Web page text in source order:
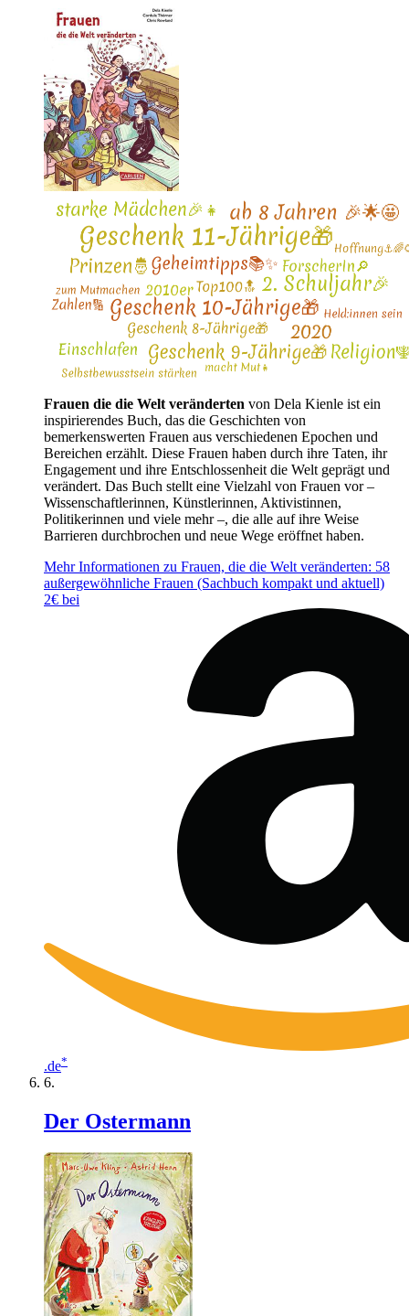
Frauen die die Welt veränderten von Dela Kienle ist ein
inspirierendes Buch, das die Geschichten von
bemerkenswerten Frauen aus verschiedenen Epochen und
Bereichen erzählt. Diese Frauen haben durch ihre Taten, ihr
Engagement und ihre Entschlossenheit die Welt geprägt und
verändert. Das Buch stellt eine Vielzahl von Frauen vor –
Wissenschaftlerinnen, Künstlerinnen, Aktivistinnen,
Politikerinnen und viele mehr –, die alle auf ihre Weise
Barrieren durchbrochen und neue Wege eröffnet haben.
Mehr Informationen zu Frauen, die die Welt veränderten: 58
außergewöhnliche Frauen (Sachbuch kompakt und aktuell)
2€ bei
.de*
Der Ostermann